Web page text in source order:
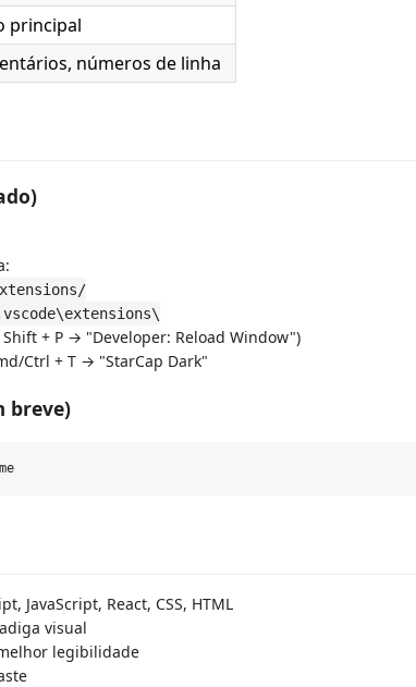
principal
números de linha
Shift + P → "Developer: Reload Window")
Ctrl + T → "StarCap Dark"
breve)
JavaScript, React, CSS, HTML
visual
legibilidade